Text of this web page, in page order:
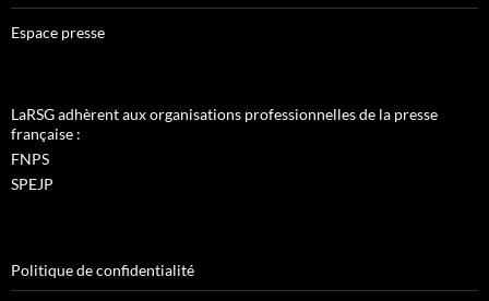
Espace presse
LaRSG adhèrent aux organisations professionnelles de la presse
française :
FNPS
SPEJP
Politique de confidentialité